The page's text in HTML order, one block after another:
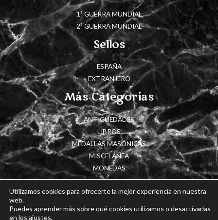
1ª GUERRA MUNDIAL
2ª GUERRA MUNDIAL
Sellos
ESPAÑA
EXTRANJERO
Más Categorías
ANTIGÜEDADES
LIBROS
MEDALLAS MASÓNICAS
MISCELÁNEA
MONEDAS
Utilizamos cookies para ofrecerte la mejor experiencia en nuestra
web.
Puedes aprender más sobre qué cookies utilizamos o desactivarlas
en los ajustes.